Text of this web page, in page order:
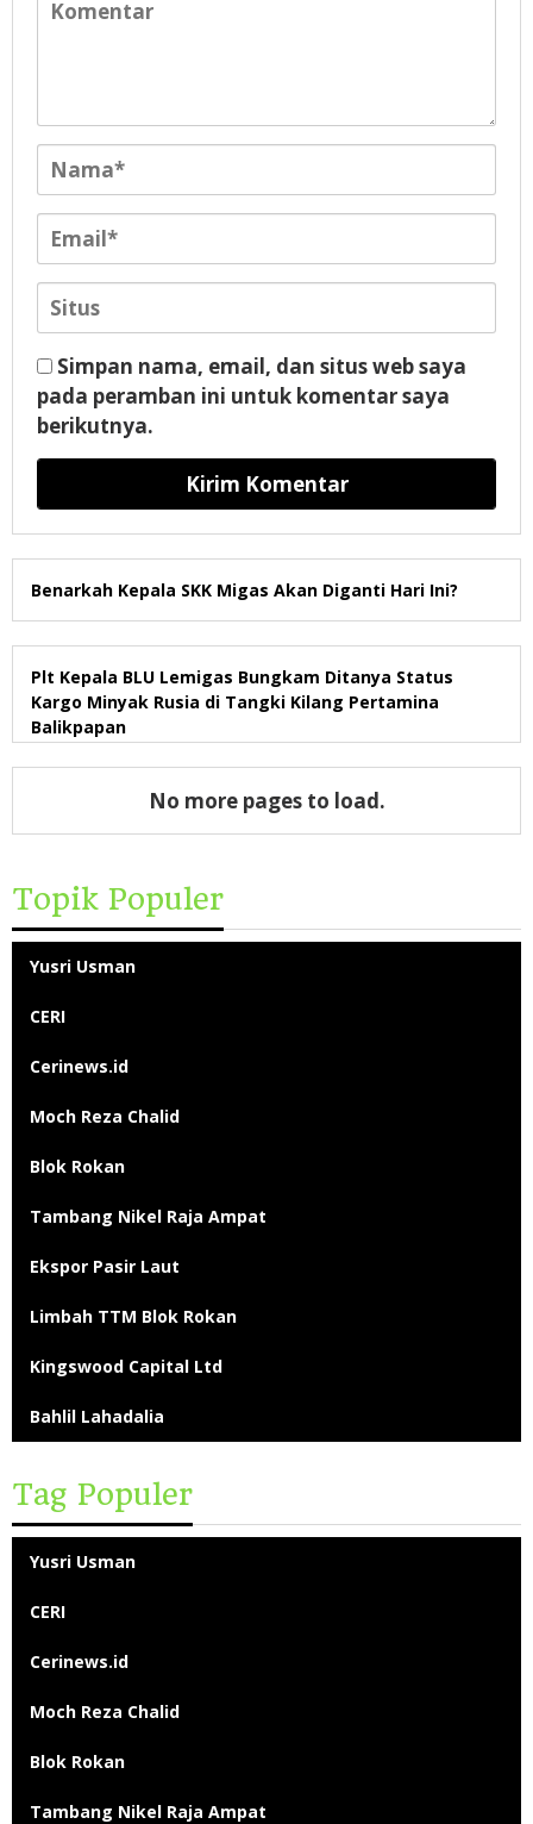
Simpan nama, email, dan situs web saya
pada peramban ini untuk komentar saya
berikutnya.
Benarkah Kepala SKK Migas Akan Diganti Hari Ini?
Plt Kepala BLU Lemigas Bungkam Ditanya Status
Kargo Minyak Rusia di Tangki Kilang Pertamina
Balikpapan
No more pages to load.
Topik Populer
Yusri Usman
CERI
Cerinews.id
Moch Reza Chalid
Blok Rokan
Tambang Nikel Raja Ampat
Ekspor Pasir Laut
Limbah TTM Blok Rokan
Kingswood Capital Ltd
Bahlil Lahadalia
Tag Populer
Yusri Usman
CERI
Cerinews.id
Moch Reza Chalid
Blok Rokan
Tambang Nikel Raja Ampat